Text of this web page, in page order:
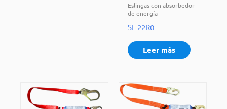
Eslingas con absorbedor
de energía
SL 22R0
Leer más